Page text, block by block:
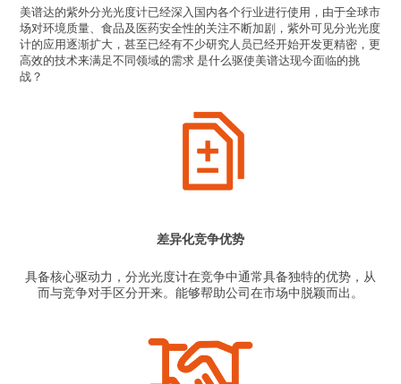
美谱达的紫外分光光度计已经深入国内各个行业进行使用，由于全球市
场对环境质量、食品及医药安全性的关注不断加剧，紫外可见分光光度
计的应用逐渐扩大，甚至已经有不少研究人员已经开始开发更精密，更
高效的技术来满足不同领域的需求 是什么驱使美谱达现今面临的挑
战？
差异化竞争优势
具备核心驱动力，分光光度计在竞争中通常具备独特的优势，从
而与竞争对手区分开来。能够帮助公司在市场中脱颖而出。